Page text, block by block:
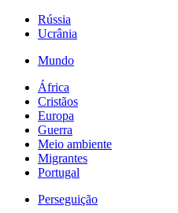
Rússia
Ucrânia
Mundo
África
Cristãos
Europa
Guerra
Meio ambiente
Migrantes
Portugal
Perseguição